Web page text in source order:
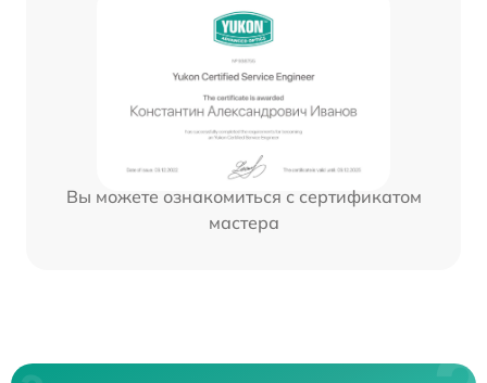
Вы можете ознакомиться с сертификатом
мастера